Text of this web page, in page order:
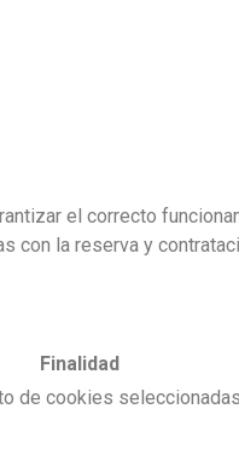
el correcto
con la reserva y
Finalidad
de cookies